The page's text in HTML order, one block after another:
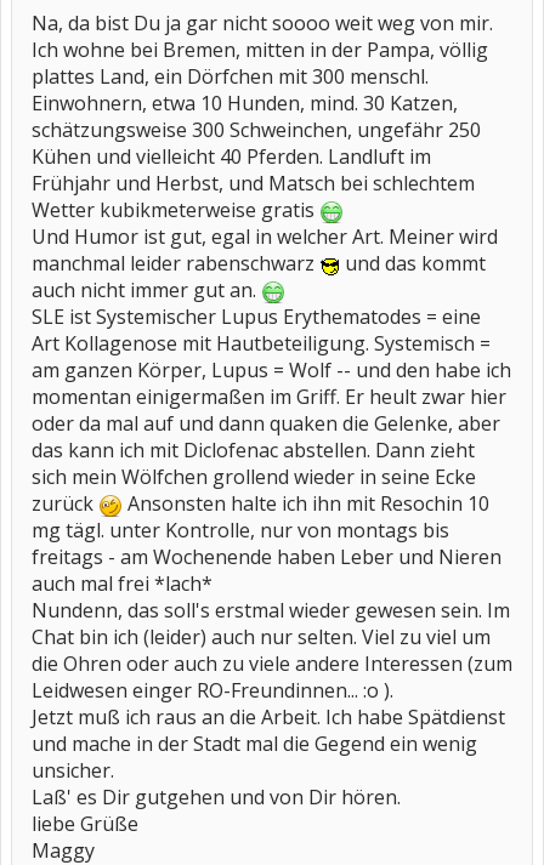
meine Zeit relativ frei einteilen, da ich nicht arbeite - leider. Aber ist
ja hier eine Katastrophe, wie eigentlich überall und da ich Vollzeit
nicht schaffe, naja.
WAS IST SLE???????????
Ich habe keine Ahnung.
RO macht süchtig, das ist klar. Bin erst kurz dabei, aber wenn es
nur irgendwie geht, schaue ich jeden Tag rein.
Bis dann, lg. Ankie
Na, da bist Du ja gar nicht soooo weit weg von mir.
Ich wohne bei Bremen, mitten in der Pampa, völlig
plattes Land, ein Dörfchen mit 300 menschl.
Einwohnern, etwa 10 Hunden, mind. 30 Katzen,
schätzungsweise 300 Schweinchen, ungefähr 250
Kühen und vielleicht 40 Pferden. Landluft im
Frühjahr und Herbst, und Matsch bei schlechtem
Wetter kubikmeterweise gratis
Und Humor ist gut, egal in welcher Art. Meiner wird
manchmal leider rabenschwarz
und das kommt
auch nicht immer gut an.
SLE ist Systemischer Lupus Erythematodes = eine
Art Kollagenose mit Hautbeteiligung. Systemisch =
am ganzen Körper, Lupus = Wolf -- und den habe ich
momentan einigermaßen im Griff. Er heult zwar hier
oder da mal auf und dann quaken die Gelenke, aber
das kann ich mit Diclofenac abstellen. Dann zieht
sich mein Wölfchen grollend wieder in seine Ecke
zurück
Ansonsten halte ich ihn mit Resochin 10
mg tägl. unter Kontrolle, nur von montags bis
freitags - am Wochenende haben Leber und Nieren
auch mal frei *lach*
Nundenn, das soll's erstmal wieder gewesen sein. Im
Chat bin ich (leider) auch nur selten. Viel zu viel um
die Ohren oder auch zu viele andere Interessen (zum
Leidwesen einger RO-Freundinnen... :o ).
Jetzt muß ich raus an die Arbeit. Ich habe Spätdienst
und mache in der Stadt mal die Gegend ein wenig
unsicher.
Laß' es Dir gutgehen und von Dir hören.
liebe Grüße
Maggy